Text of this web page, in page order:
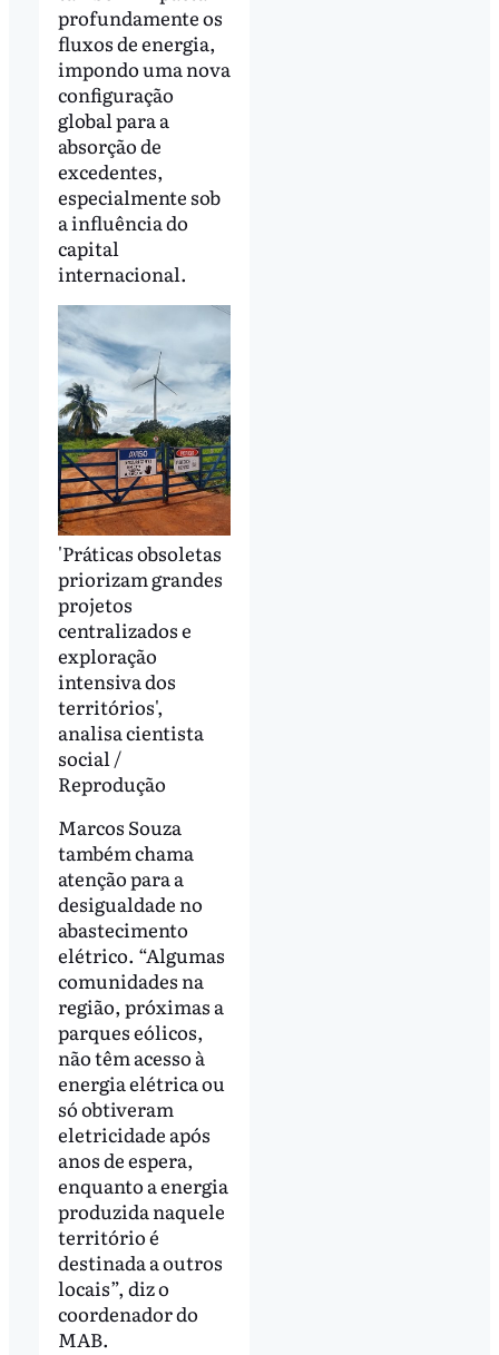
profundamente os
fluxos de energia,
impondo uma nova
configuração
global para a
absorção de
excedentes,
especialmente sob
a influência do
capital
internacional.
'Práticas obsoletas
priorizam grandes
projetos
centralizados e
exploração
intensiva dos
territórios',
analisa cientista
social /
Reprodução
Marcos Souza
também chama
atenção para a
desigualdade no
abastecimento
elétrico. “Algumas
comunidades na
região, próximas a
parques eólicos,
não têm acesso à
energia elétrica ou
só obtiveram
eletricidade após
anos de espera,
enquanto a energia
produzida naquele
território é
destinada a outros
locais”, diz o
coordenador do
MAB.